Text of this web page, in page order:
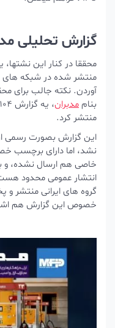
گزارش تحلیلی
محققا در کنار این نشتها،
منتشر شده در شبکه های
آوردن. نکته جالب برای
مدبران
، یه
منتشر کرد.
این گزارش بصورت رسمی از
نشد، اما دارای برچسب
خاصی هم ارسال نشده، و
انتشار عمومی محدود هست.
گروه های ایرانی منتشر و
خصوص این گزارش هم اشاره